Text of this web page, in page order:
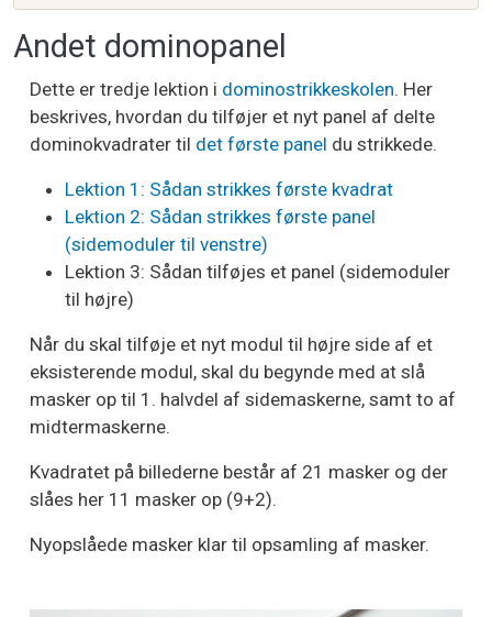
Andet dominopanel
Dette er tredje lektion i dominostrikkeskolen. Her
beskrives, hvordan du tilføjer et nyt panel af delte
dominokvadrater til det første panel du strikkede.
Lektion 1: Sådan strikkes første kvadrat
Lektion 2: Sådan strikkes første panel
(sidemoduler til venstre)
Lektion 3: Sådan tilføjes et panel (sidemoduler
til højre)
Når du skal tilføje et nyt modul til højre side af et
eksisterende modul, skal du begynde med at slå
masker op til 1. halvdel af sidemaskerne, samt to af
midtermaskerne.
Kvadratet på billederne består af 21 masker og der
slåes her 11 masker op (9+2).
Nyopslåede masker klar til opsamling af masker.